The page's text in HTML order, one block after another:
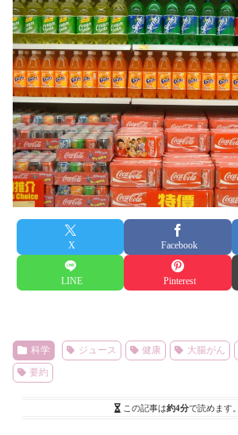
X Facebook
LINE Pinterest
科学 ジュース 健康 大腸がん
要約
この記事は約4分で読めます。